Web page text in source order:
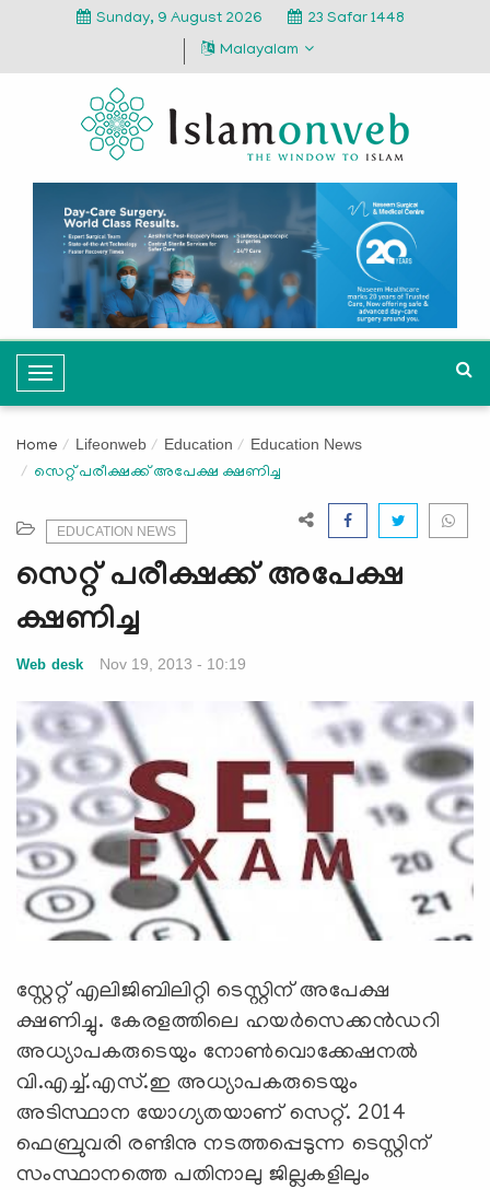
Sunday, 9 August 2026
23 Safar 1448
Malayalam
T
o
g
l
a
v
i
a
i
o
n
Home Lifeonweb Education Education News
സെറ്റ് പരീക്ഷക്ക് അപേക്ഷ ക്ഷണിച്ച
EDUCATION NEWS
സെറ്റ് പരീക്ഷക്ക് അപേക്ഷ
ക്ഷണിച്ച
Web desk Nov 19, 2013 - 10:19
സ്റ്റേറ്റ് എലിജിബിലിറ്റി ടെസ്റ്റിന് അപേക്ഷ
ക്ഷണിച്ചു. കേരളത്തിലെ ഹയര്‍സെക്കന്‍ഡറി
അധ്യാപകരുടെയും നോണ്‍വൊക്കേഷനല്‍
വി.എച്ച്.എസ്.ഇ അധ്യാപകരുടെയും
അടിസ്ഥാന യോഗ്യതയാണ് സെറ്റ്. 2014
ഫെബ്രുവരി രണ്ടിനു നടത്തപ്പെടുന്ന ടെസ്റ്റിന്
സംസ്ഥാനത്തെ പതിനാലു ജില്ലകളിലും